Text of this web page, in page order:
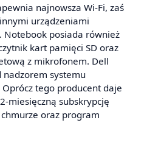
najnowsza Wi-Fi, zaś
urządzeniami
Notebook posiada również
kart pamięci SD oraz
z mikrofonem. Dell
nadzorem systemu
tego producent daje
miesięczną subskrypcję
oraz program